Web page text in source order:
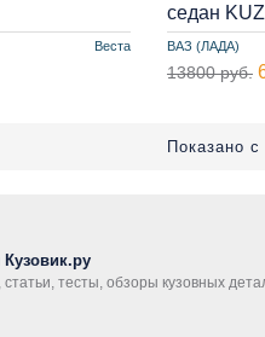
Веста ВАЗ (ЛАДА)
седан
13800 руб.
Показано
статьи, тесты, обзоры кузовных